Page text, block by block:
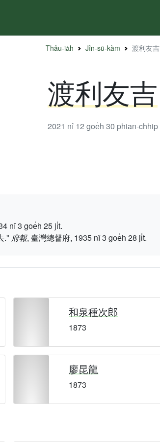
Thâu-ia̍h Jîn-sū-kàm 渡利友吉
渡利友吉
2021 nî 12 goe̍h 30 phian-chhip
nî 3 goe̍h 25 ji̍t.
." 府報, 臺灣總督府, 1935 nî 3 goe̍h 28 ji̍t.
和泉種次郎
1873
廖昆龍
1873